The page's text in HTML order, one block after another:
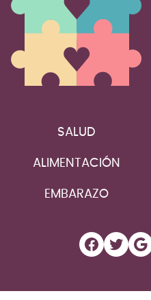
SALUD
ALIMENTACIÓN
EMBARAZO